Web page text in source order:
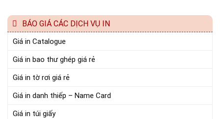
BÁO GIÁ CÁC DỊCH VỤ IN
Giá in Catalogue
Giá in bao thư ghép giá rẻ
Giá in tờ rơi giá rẻ
Giá in danh thiếp – Name Card
Giá in túi giấy